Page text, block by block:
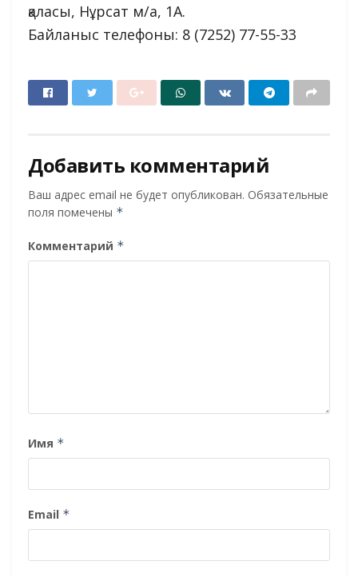
қаласы, Нұрсат м/а, 1А.
Байланыс телефоны: 8 (7252) 77-55-33
Добавить комментарий
Ваш адрес email не будет опубликован. Обязательные
поля помечены *
Комментарий *
Имя *
Email *